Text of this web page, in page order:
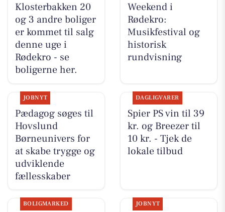
Klosterbakken 20
og 3 andre boliger
er kommet til salg
denne uge i
Rødekro - se
boligerne her.
Weekend i
Rødekro:
Musikfestival og
historisk
rundvisning
JOBNYT
Pædagog søges til
Hovslund
Børneunivers for
at skabe trygge og
udviklende
fællesskaber
DAGLIGVARER
Spier PS vin til 39
kr. og Breezer til
10 kr. - Tjek de
lokale tilbud
BOLIGMARKED JOBNYT